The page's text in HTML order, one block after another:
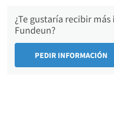
¿Te gustaría recibir
Fundeun?